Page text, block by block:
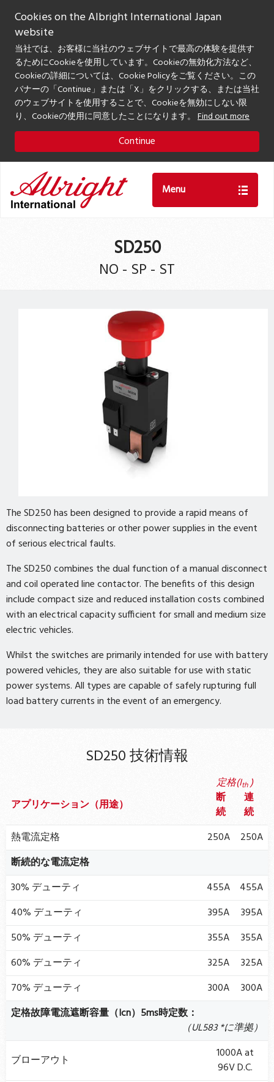
Cookies on the Albright International Japan
website
当社では、お客様に当社のウェブサイトで最高の体験を提供す
るためにCookieを使用しています。Cookieの無効化方法など、
Cookieの詳細については、Cookie Policyをご覧ください。この
バナーの「Continue」または「X」をクリックする、または当社
のウェブサイトを使用することで、Cookieを無効にしない限
り、Cookieの使用に同意したことになります。 Find out more
Continue
Menu
SD250
NO - SP - ST
The SD250 has been designed to provide a rapid means of
disconnecting batteries or other power supplies in the event
of serious electrical faults.
The SD250 combines the dual function of a manual disconnect
and coil operated line contactor. The benefits of this design
include compact size and reduced installation costs combined
with an electrical capacity sufficient for small and medium size
electric vehicles.
Whilst the switches are primarily intended for use with battery
powered vehicles, they are also suitable for use with static
power systems. All types are capable of safely rupturing full
load battery currents in the event of an emergency.
SD250 技術情報
アプリケーション（用途）
断
続
定格(Ith)
連
続
熱電流定格
250A
250A
断続的な電流定格
30% デューティ
455A
455A
40% デューティ
395A
395A
50% デューティ
355A
355A
60% デューティ
325A
325A
70% デューティ
300A
300A
定格故障電流遮断容量（Icn）5ms時定数：
（UL583 *に準拠）
ブローアウト
1000A at
96V D.C.